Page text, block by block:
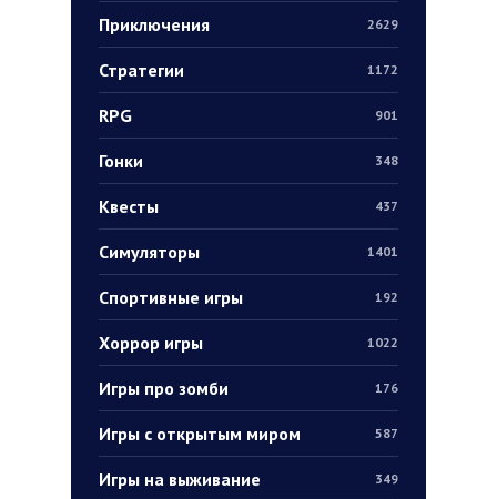
Приключения 2629
Стратегии 1172
RPG 901
Гонки 348
Квесты 437
Симуляторы 1401
Спортивные игры 192
Хоррор игры 1022
Игры про зомби 176
Игры с открытым миром 587
Игры на выживание 349